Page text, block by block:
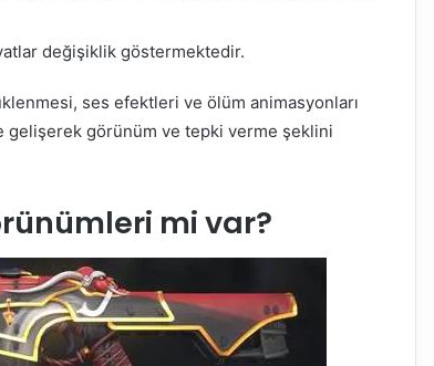
değişiklik göstermektedir.
ses efektleri ve ölüm animasyonları
gelişerek görünüm ve tepki verme şeklini
mi var?